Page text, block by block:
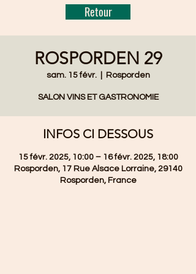
Retour
ROSPORDEN 29
sam. 15 févr.
  |
Rosporden
SALON VINS ET GASTRONOMIE
INFOS CI DESSOUS
15 févr. 2025, 10:00 – 16 févr. 2025, 18:00
Rosporden, 17 Rue Alsace Lorraine, 29140
Rosporden, France